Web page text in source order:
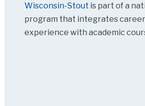
Wisconsin-Stout is part of a
program that integrates
experience with academic